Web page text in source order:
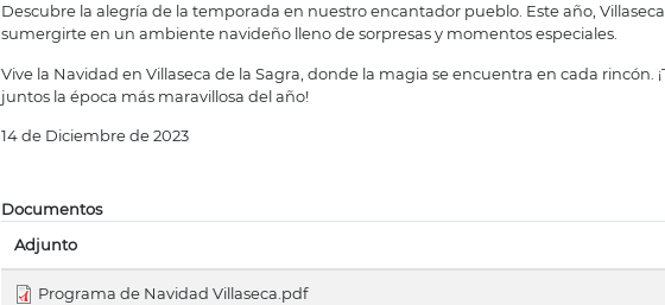
Descubre la alegría de la temporada en nuestro encantador pueblo. Este año,
sumergirte en un ambiente navideño lleno de sorpresas y momentos especiales.
Vive la Navidad en Villaseca de la Sagra, donde la magia se encuentra en cada rincón.
juntos la época más maravillosa del año!
14 de Diciembre de 2023
Documentos
Adjunto
Programa de Navidad Villaseca.pdf